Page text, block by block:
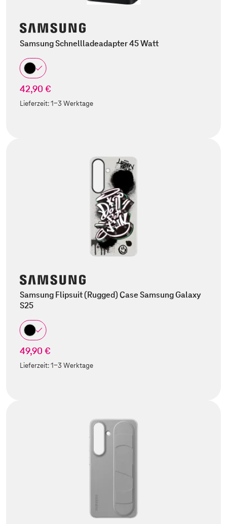
Samsung Schnellladeadapter 45 Watt
42,90 €
Lieferzeit:1-3 Werktage
Samsung Flipsuit (Rugged) Case Samsung Galaxy
S25
49,90 €
Lieferzeit:1-3 Werktage